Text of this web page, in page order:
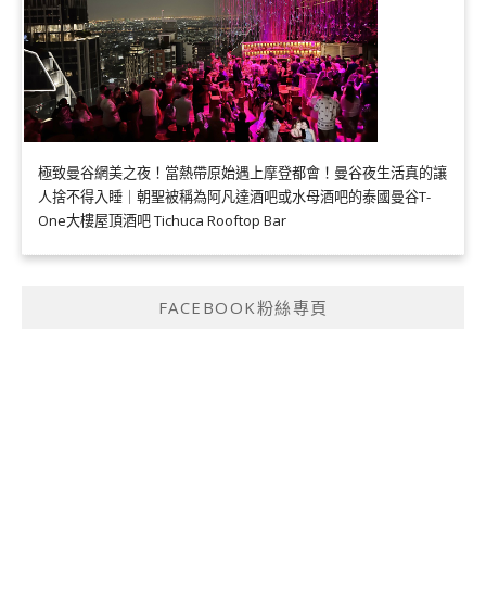
極致曼谷網美之夜！當熱帶原始遇上摩登都會！曼谷夜生活真的讓
人捨不得入睡｜朝聖被稱為阿凡達酒吧或水母酒吧的泰國曼谷T-
One大樓屋頂酒吧 Tichuca Rooftop Bar
FACEBOOK粉絲專頁